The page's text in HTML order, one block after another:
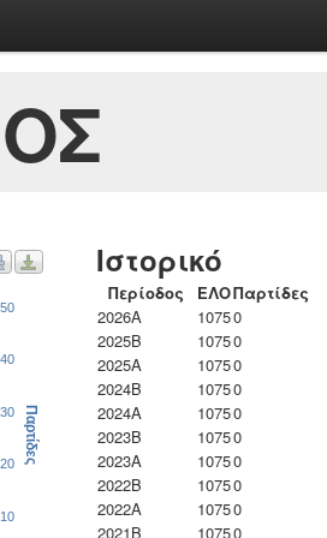
10
20
30
40
50
Παρτίδες
Ιστορικό
Περίοδος ΕΛΟΠαρτίδες
2026A
10750
2025B
10750
2025A
10750
2024B
10750
2024A
10750
2023B
10750
2023Α
10750
2022B
10750
2022A
10750
2021B
10750